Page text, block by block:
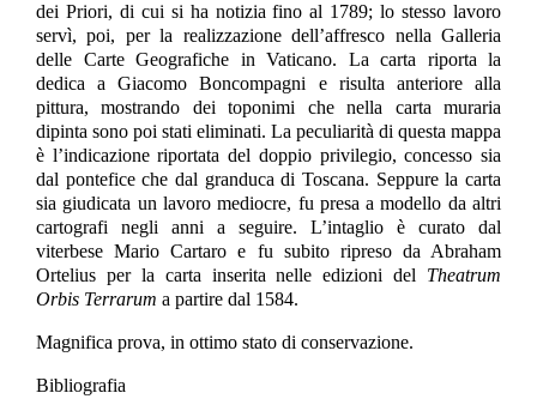
dei Priori, di cui si ha notizia fino al 1789; lo stesso lavoro
servì, poi, per la realizzazione dell’affresco nella Galleria
delle Carte Geografiche in Vaticano. La carta riporta la
dedica a Giacomo Boncompagni e risulta anteriore alla
pittura, mostrando dei toponimi che nella carta muraria
dipinta sono poi stati eliminati. La peculiarità di questa mappa
è l’indicazione riportata del doppio privilegio, concesso sia
dal pontefice che dal granduca di Toscana. Seppure la carta
sia giudicata un lavoro mediocre, fu presa a modello da altri
cartografi negli anni a seguire. L’intaglio è curato dal
viterbese Mario Cartaro e fu subito ripreso da Abraham
Ortelius per la carta inserita nelle edizioni del Theatrum
Orbis Terrarum a partire dal 1584.
Magnifica prova, in ottimo stato di conservazione.
Bibliografia